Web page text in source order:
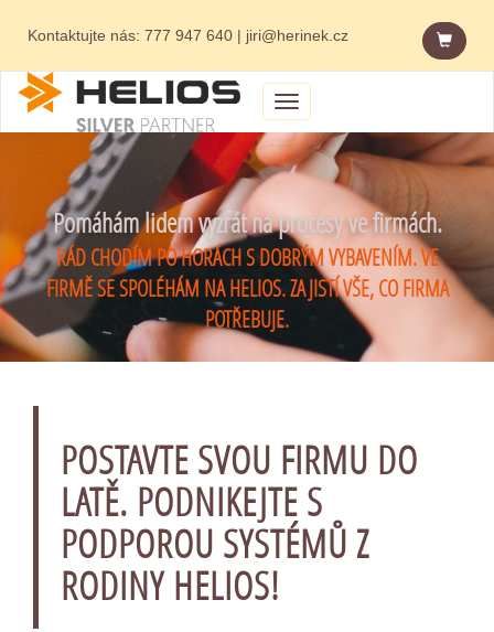
Kontaktujte nás: 777 947 640 | jiri@herinek.cz
Menu
Pomáhám lidem vyzrát na procesy ve firmách.
RÁD CHODÍM PO HORÁCH S DOBRÝM VYBAVENÍM. VE
FIRMĚ SE SPOLÉHÁM NA HELIOS. ZAJISTÍ VŠE, CO FIRMA
POTŘEBUJE.
POSTAVTE SVOU FIRMU DO
LATĚ. PODNIKEJTE S
PODPOROU SYSTÉMŮ Z
RODINY HELIOS!